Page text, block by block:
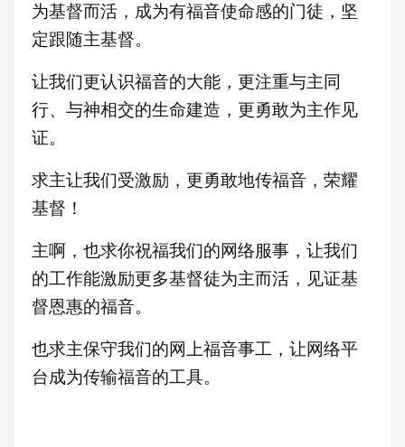
为基督而活，成为有福音使命感的门徒，坚
定跟随主基督。
让我们更认识福音的大能，更注重与主同
行、与神相交的生命建造，更勇敢为主作见
证。
求主让我们受激励，更勇敢地传福音，荣耀
基督！
主啊，也求你祝福我们的网络服事，让我们
的工作能激励更多基督徒为主而活，见证基
督恩惠的福音。
也求主保守我们的网上福音事工，让网络平
台成为传输福音的工具。